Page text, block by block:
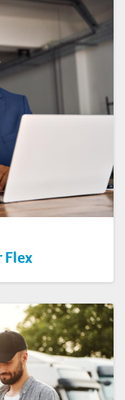
Flex